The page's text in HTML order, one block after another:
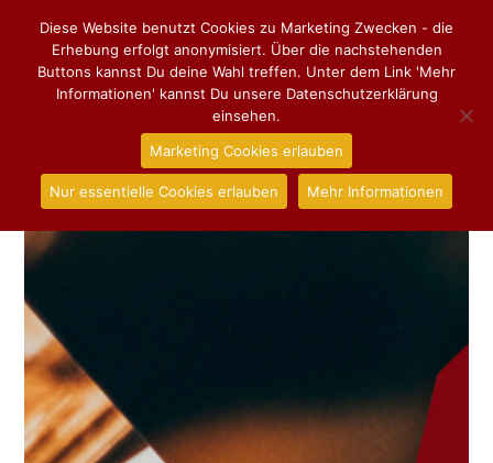
Diese Website benutzt Cookies zu Marketing Zwecken - die
Erhebung erfolgt anonymisiert. Über die nachstehenden
Buttons kannst Du deine Wahl treffen. Unter dem Link 'Mehr
Informationen' kannst Du unsere Datenschutzerklärung
einsehen.
Marketing Cookies erlauben
Nur essentielle Cookies erlauben Mehr Informationen